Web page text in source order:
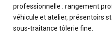
professionnelle : rangement
véhicule et atelier, présentoirs
sous-traitance tôlerie fine.